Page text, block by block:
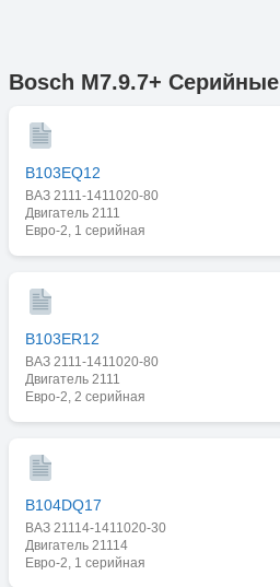
Bosch M7.9.7+ Серийные
B103EQ12
ВАЗ 2111-1411020-80
Двигатель 2111
Евро-2, 1 серийная
B103ER12
ВАЗ 2111-1411020-80
Двигатель 2111
Евро-2, 2 серийная
B104DQ17
ВАЗ 21114-1411020-30
Двигатель 21114
Евро-2, 1 серийная